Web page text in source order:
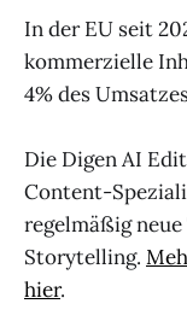
In der EU seit
kommerzielle
4% des
Die Digen AI
Content-
regelmäßig
Storytelling.
hier.